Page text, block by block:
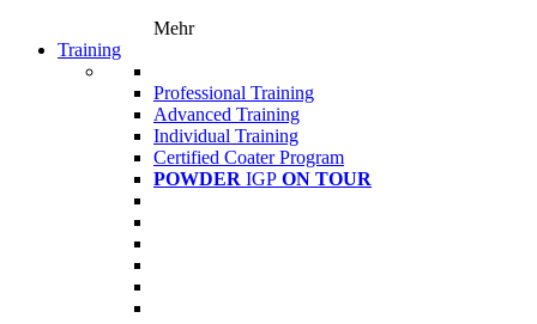
Mehr
Training
Professional Training
Advanced Training
Individual Training
Certified Coater Program
POWDER IGP ON TOUR